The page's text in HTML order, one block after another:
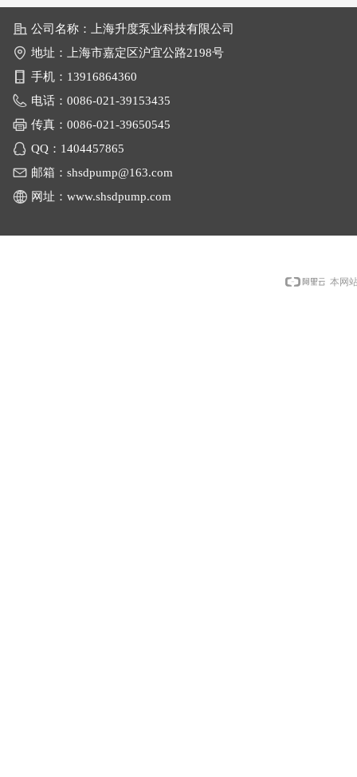
公司名称：
上海升度泵业科技有限公司
地址：
上海市嘉定区沪宜公路2198号
手机： 13916864360
电话：0086-021-39153435
传真：0086-021-39650545
QQ： 1404457865
邮箱： shsdpump@163.com
网址： www.shsdpump.com
本网